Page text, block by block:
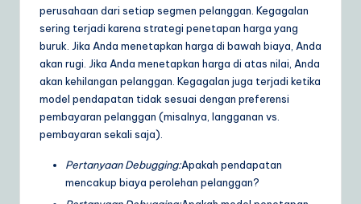
perusahaan dari setiap segmen pelanggan. Kegagalan
sering terjadi karena strategi penetapan harga yang
buruk. Jika Anda menetapkan harga di bawah biaya, Anda
akan rugi. Jika Anda menetapkan harga di atas nilai, Anda
akan kehilangan pelanggan. Kegagalan juga terjadi ketika
model pendapatan tidak sesuai dengan preferensi
pembayaran pelanggan (misalnya, langganan vs.
pembayaran sekali saja).
Pertanyaan Debugging:Apakah pendapatan
mencakup biaya perolehan pelanggan?